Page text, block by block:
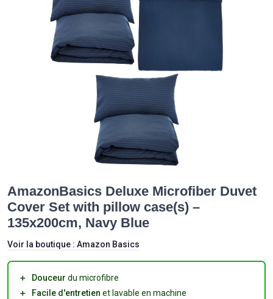
AmazonBasics Deluxe Microfiber Duvet
Cover Set with pillow case(s) –
135x200cm, Navy Blue
Voir la boutique : Amazon Basics
＋ Douceur du microfibre
＋
Facile d'entretien et lavable en machine